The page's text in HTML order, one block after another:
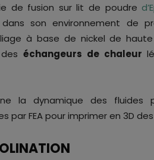
de fusion sur lit de poudre
son environnement de
à base de nickel de
deséchangeurs de chaleur
la dynamique des fluides
par FEA pour imprimer en 3D